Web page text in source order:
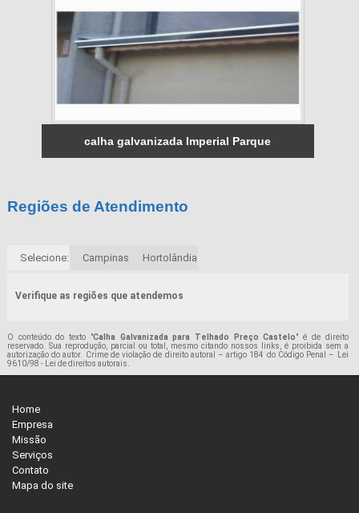
calha galvanizada Imperial Parque
Regiões de Atendimento
Selecione: Campinas Hortolândia
Verifique as regiões que atendemos
O conteúdo do texto "Calha Galvanizada para Telhado Preço Castelo" é de direito
reservado. Sua reprodução, parcial ou total, mesmo citando nossos links, é proibida sem a
autorização do autor. Crime de violação de direito autoral – artigo 184 do Código Penal –
Lei
9610/98 - Lei de direitos autorais.
Home
Empresa
Missão
Serviços
Contato
Mapa do site